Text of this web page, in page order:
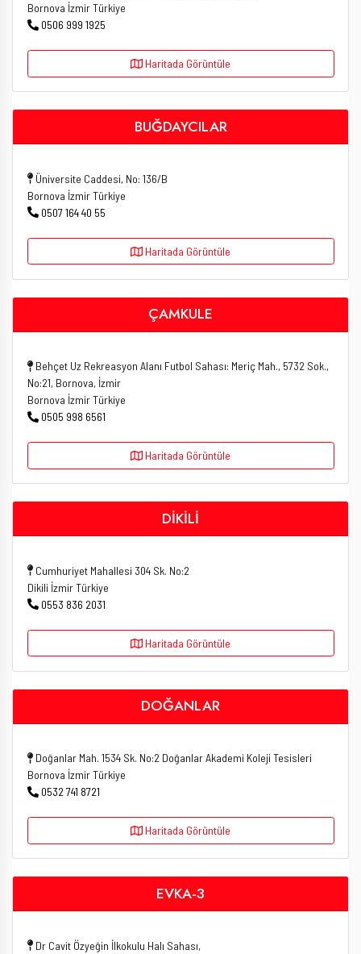
Bornova İzmir Türkiye
0506 999 1925
Haritada Görüntüle
BUĞDAYCILAR
Üniversite Caddesi, No: 136/B
Bornova İzmir Türkiye
0507 164 40 55
Haritada Görüntüle
ÇAMKULE
Behçet Uz Rekreasyon Alanı Futbol Sahası: Meriç Mah., 5732 Sok.,
No:21, Bornova, İzmir
Bornova İzmir Türkiye
0505 998 6561
Haritada Görüntüle
DİKİLİ
Cumhuriyet Mahallesi 304 Sk. No:2
Dikili İzmir Türkiye
0553 836 2031
Haritada Görüntüle
DOĞANLAR
Doğanlar Mah. 1534 Sk. No:2 Doğanlar Akademi Koleji Tesisleri
Bornova İzmir Türkiye
0532 741 8721
Haritada Görüntüle
EVKA-3
Dr Cavit Özyeğin İlkokulu Halı Sahası,